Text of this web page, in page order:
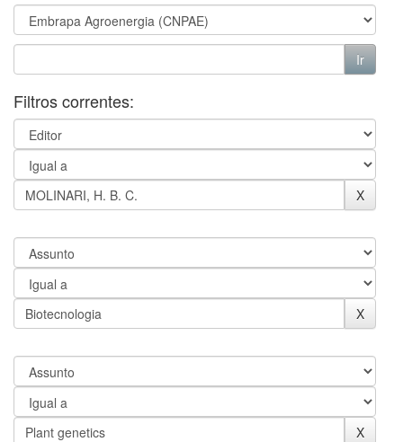
Filtros correntes: